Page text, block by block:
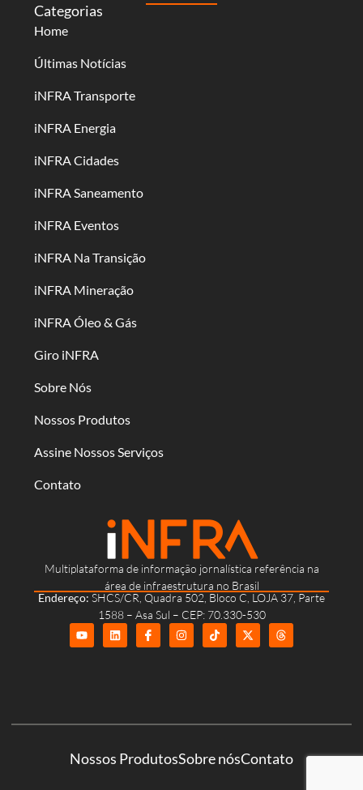
Multiplataforma de informação jornalística referência na
área de infraestrutura no Brasil
Endereço: SHCS/CR, Quadra 502, Bloco C, LOJA 37, Parte
1588 – Asa Sul – CEP: 70.330-530
Categorias
Home
Últimas Notícias
iNFRA Transporte
iNFRA Energia
iNFRA Cidades
iNFRA Saneamento
iNFRA Eventos
iNFRA Na Transição
iNFRA Mineração
iNFRA Óleo & Gás
Giro iNFRA
Sobre Nós
Nossos Produtos
Assine Nossos Serviços
Contato
Nossos ProdutosSobre nósContato